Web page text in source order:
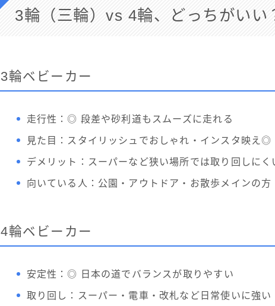
3輪（三輪）vs 4輪、どっちがいい
3輪ベビーカー
走行性：◎ 段差や砂利道もスムーズに走れる
見た目：スタイリッシュでおしゃれ・インスタ映え◎
デメリット：スーパーなど狭い場所では取り回しにく
向いている人：公園・アウトドア・お散歩メインの方
4輪ベビーカー
安定性：◎ 日本の道でバランスが取りやすい
取り回し：スーパー・電車・改札など日常使いに強い